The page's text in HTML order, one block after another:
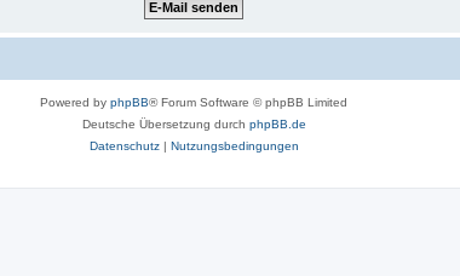
Powered by phpBB® Forum Software © phpBB Limited
Deutsche Übersetzung durch phpBB.de
Datenschutz| Nutzungsbedingungen